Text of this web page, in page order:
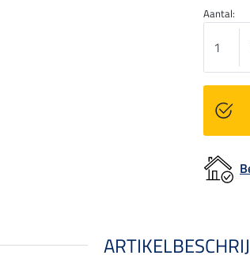
Aantal: